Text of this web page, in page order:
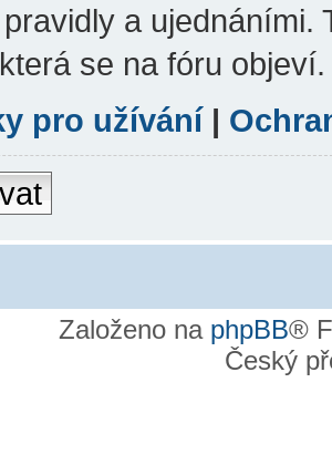
a ujednáními.
se na fóru objeví.
pro užívání |
Založeno na phpBB®
Český